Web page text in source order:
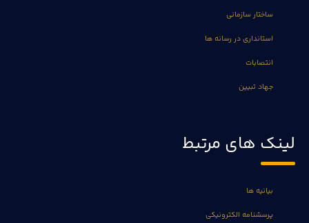
ساختار سازمانی
استانداری در رسانه ها
انتصابات
جهاد تبیین
لینک های مرتبط
بیانیه ها
پرسشنامه الکترونیکی